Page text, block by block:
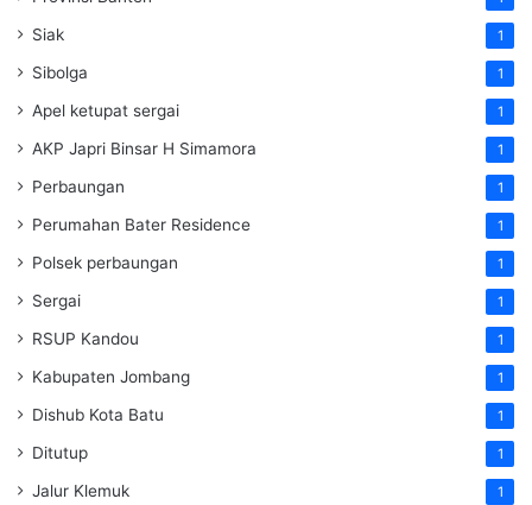
Siak 1
Sibolga 1
Apel ketupat sergai 1
AKP Japri Binsar H Simamora 1
Perbaungan 1
Perumahan Bater Residence 1
Polsek perbaungan 1
Sergai 1
RSUP Kandou 1
Kabupaten Jombang 1
Dishub Kota Batu 1
Ditutup 1
Jalur Klemuk 1